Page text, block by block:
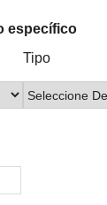
específico
Tipo